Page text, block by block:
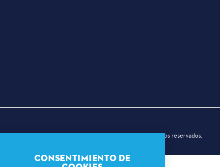
© 2026 Comisión Deportiva de Dallas. Todos los derechos reservados.
CONSENTIMIENTO DE